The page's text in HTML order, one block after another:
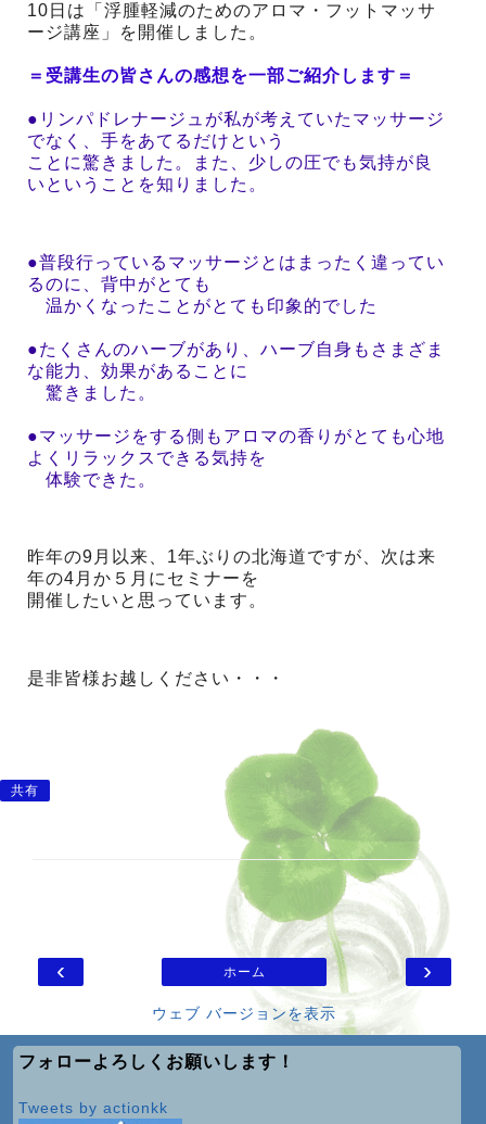
10日は「浮腫軽減のためのアロマ・フットマッサ
ージ講座」を開催しました。
＝受講生の皆さんの感想を一部ご紹介します＝
●リンパドレナージュが私が考えていたマッサージ
でなく、手をあてるだけという
ことに驚きました。また、少しの圧でも気持が良
いということを知りました。
●普段行っているマッサージとはまったく違ってい
るのに、背中がとても
温かくなったことがとても印象的でした
●たくさんのハーブがあり、ハーブ自身もさまざま
な能力、効果があることに
驚きました。
●マッサージをする側もアロマの香りがとても心地
よくリラックスできる気持を
体験できた。
昨年の9月以来、1年ぶりの北海道ですが、次は来
年の4月か５月にセミナーを
開催したいと思っています。
是非皆様お越しください・・・
共有
‹ ›
ホーム
ウェブ バージョンを表示
フォローよろしくお願いします！
Tweets by actionkk